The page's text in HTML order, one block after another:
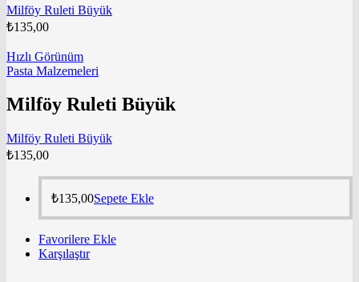
Milföy Ruleti Büyük
₺135,00
Hızlı Görünüm
Pasta Malzemeleri
Milföy Ruleti Büyük
Milföy Ruleti Büyük
₺135,00
₺135,00Sepete Ekle
Favorilere Ekle
Karşılaştır